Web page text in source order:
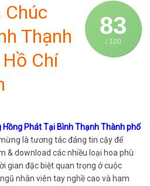
83
/ 100
Chúc
Thạnh
Chí
Hồng Phát Tại Bình Thạnh Thành phố
là tương tác đáng tin cậy để
& download các nhiều loại hoa phù
gian đặc biệt quan trọng ở cuộc
nhân viên tay nghề cao và ham